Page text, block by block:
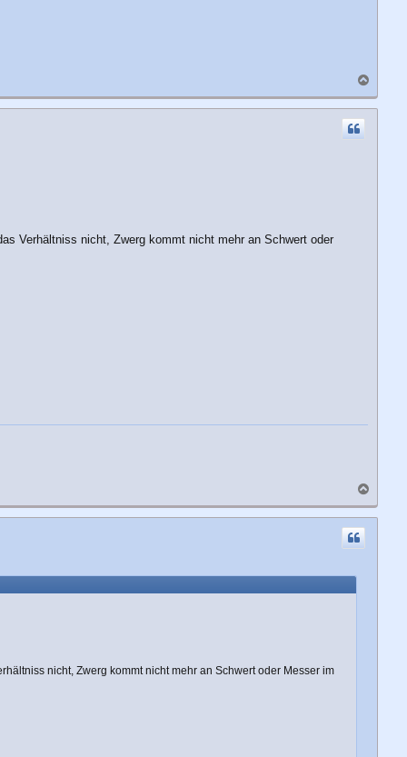
a
c
Verhältniss nicht, Zwerg kommt nicht mehr an Schwert oder
a
c
nicht, Zwerg kommt nicht mehr an Schwert oder Messer im